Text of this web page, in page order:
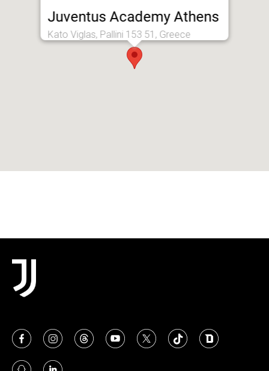
Juventus Academy Athens
Kato Viglas, Pallini 153 51, Greece